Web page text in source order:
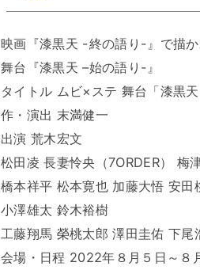
映画『漆黒天 -終の語り-』で描か
舞台『漆黒天 –始の語り-』
タイトル ムビ×ステ 舞台「漆黒
作・演出 末満健一
出演 荒木宏文
松田凌 長妻怜央（7ORDER） 梅
橋本祥平 松本寛也 加藤大悟 安田
小澤雄太 鈴木裕樹
工藤翔馬 榮桃太郎 澤田圭佑 下
会場・日程 2022年８月５日～８